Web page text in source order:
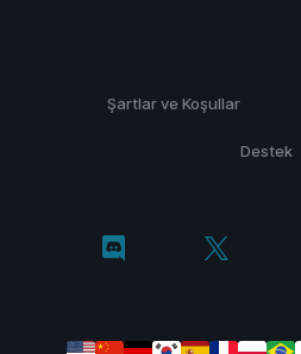
Şartlar ve Koşullar
Destek